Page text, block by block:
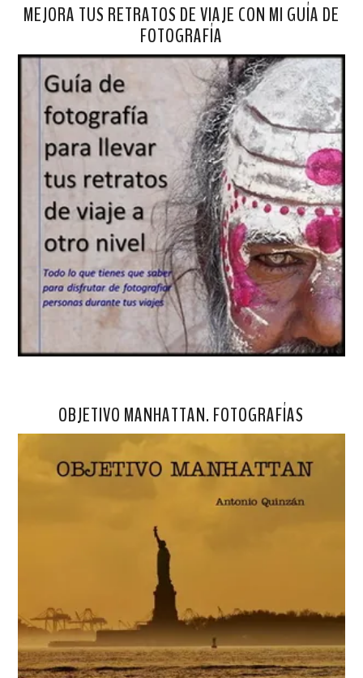
MEJORA TUS RETRATOS DE VIAJE CON MI GUÍA DE
FOTOGRAFÍA
OBJETIVO MANHATTAN. FOTOGRAFÍAS